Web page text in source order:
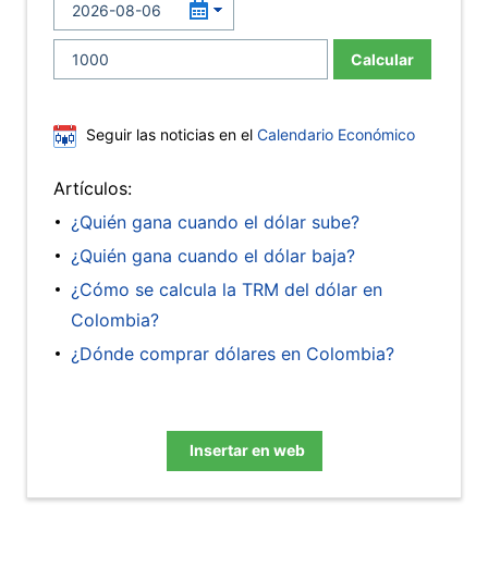
Calcular
Seguir las noticias en el Calendario Económico
Artículos:
¿Quién gana cuando el dólar sube?
¿Quién gana cuando el dólar baja?
¿Cómo se calcula la TRM del dólar en
Colombia?
¿Dónde comprar dólares en Colombia?
Insertar en web